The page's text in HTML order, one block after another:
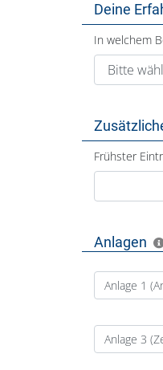
Deine
In welchem
Frühster
Anlagen
Anlage 1
Anlage 3